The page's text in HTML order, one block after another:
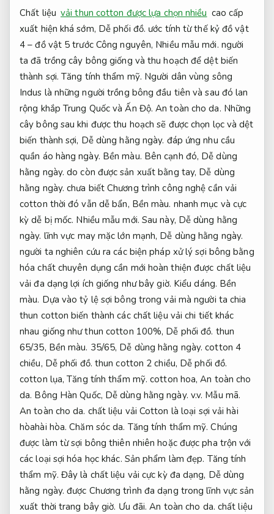
Chất liệu vải thun cotton được lựa chọn nhiều cao cấp
xuất hiện khá sớm, Dễ phối đồ. ước tính từ thế kỷ đồ vật
4 – đồ vật 5 trước Công nguyên, Nhiều mẫu mới. người
ta đã trồng cây bông giống và thu hoạch để dệt biến
thành sợi.Tăng tính thẩm mỹ. Người dân vùng sông
Indus là những người trồng bông đầu tiên và sau đó lan
rộng khắp Trung Quốc và Ấn Độ.An toàn cho da. Những
cây bông sau khi được thu hoạch sẽ được chọn lọc và dệt
biến thành sợi, Dễ dùng hằng ngày. đáp ứng nhu cầu
quần áo hàng ngày. Bền màu. Bên cạnh đó, Dễ dùng
hằng ngày. do còn được sản xuất bằng tay, Dễ dùng
hằng ngày. chưa biết Chương trình công nghệ cần vải
cotton thời đó vẫn dễ bẩn, Bền màu. nhanh mục và cực
kỳ dễ bị mốc. Nhiều mẫu mới. Sau này, Dễ dùng hằng
ngày. lĩnh vực may mặc lớn mạnh, Dễ dùng hằng ngày.
người ta nghiên cứu ra các biện pháp xử lý sợi bông bằng
hóa chất chuyên dụng cần mới hoàn thiện được chất liệu
vải đa dạng lợi ích giống như bây giờ. Kiểu dáng. Bền
màu. Dựa vào tỷ lệ sợi bông trong vải mà người ta chia
thun cotton biến thành các chất liệu vải chi tiết khác
nhau giống như thun cotton 100%, Dễ phối đồ. thun
65/35, Bền màu. 35/65, Dễ dùng hằng ngày. cotton 4
chiều, Dễ phối đồ. thun cotton 2 chiều, Dễ phối đồ.
cotton lụa,Tăng tính thẩm mỹ. cotton hoa,An toàn cho
da. Bông Hàn Quốc, Dễ dùng hằng ngày. v.v. Mẫu mã.
An toàn cho da. chất liệu vải Cotton là loại sợi vải hài
hòahài hòa.Chăm sóc da. Tăng tính thẩm mỹ. Chúng
được làm từ sợi bông thiên nhiên hoặc được pha trộn với
các loại sợi hóa học khác. Sản phẩm làm đẹp. Tăng tính
thẩm mỹ. Đây là chất liệu vải cực kỳ đa dạng, Dễ dùng
hằng ngày. được Chương trình đa dạng trong lĩnh vực sản
xuất thời trang bây giờ. Ưu đãi. An toàn cho da. chất liệu